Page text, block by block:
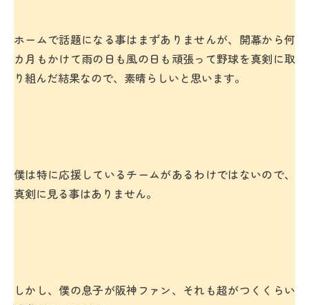
ホームで話題になる事はまずありませんが、開幕から何
カ月もかけて雨の日も風の日も頑張って野球を真剣に取
り組んだ結果なので、素晴らしいと思います。
僕は特に応援しているチームがあるわけではないので、
真剣に見る事はありません。
しかし、僕の息子が阪神ファン、それも超がつくくらい